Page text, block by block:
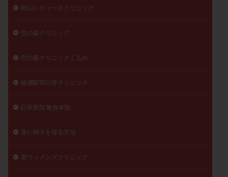
秋山レディースクリニック
空の森クリニック
空の森クリニックくるめ
綾瀬駅前臼井クリニック
臼井医院 亀有本院
良い卵子を採る方法
英ウィメンズクリニック